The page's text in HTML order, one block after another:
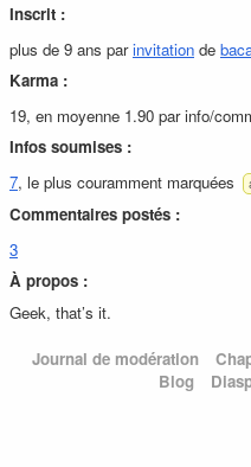
Inscrit :
plus de 9 ans parinvitation de
Karma :
19, en moyenne 1.90 par info/
Infos soumises :
7, le plus couramment marquées
Commentaires postés :
3
À propos :
Geek, that’s it.
Journal de modération
Blog